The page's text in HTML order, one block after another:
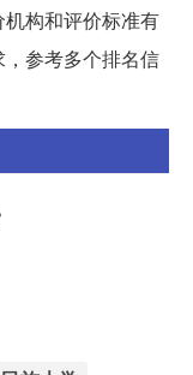
构和评价标准有
参考多个排名信